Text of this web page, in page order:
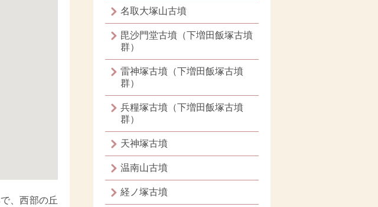
、西部の丘
名取大塚山古墳
毘沙門堂古墳（下増田飯塚古墳
群）
雷神塚古墳（下増田飯塚古墳
群）
兵糧塚古墳（下増田飯塚古墳
群）
天神塚古墳
温南山古墳
経ノ塚古墳